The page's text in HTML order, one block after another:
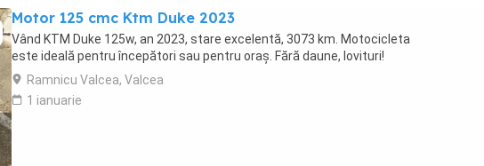
Motor 125 cmc Ktm Duke 2023
Vând KTM Duke 125w, an 2023, stare excelentă, 3073 km. Motocicleta
este ideală pentru începători sau pentru oraș. Fără daune, lovituri!
Ramnicu Valcea, Valcea
1 ianuarie